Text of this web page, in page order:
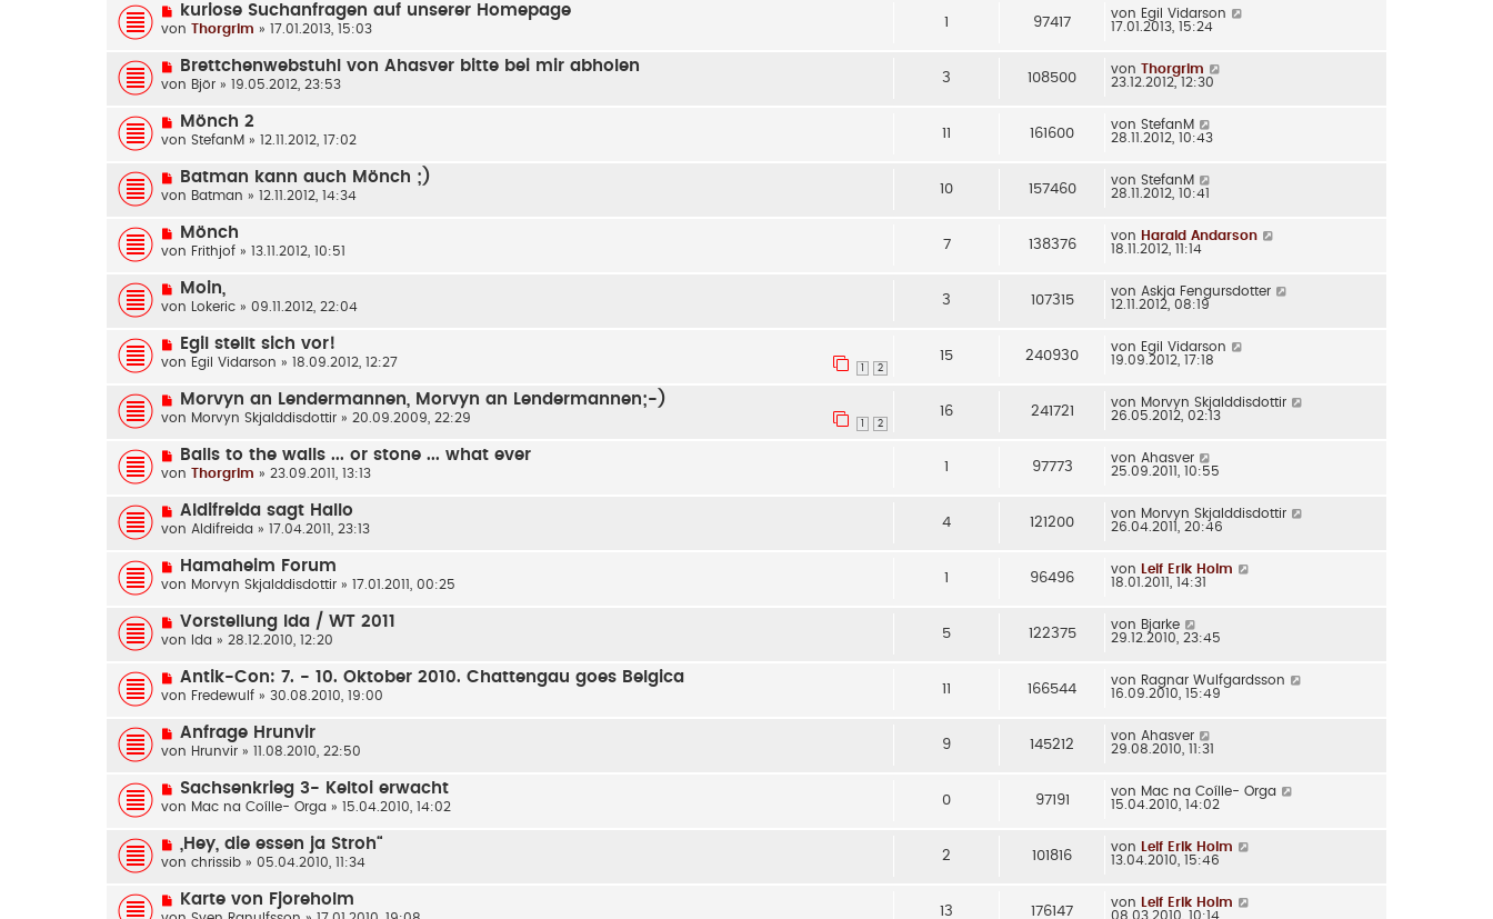
kuriose Suchanfragen auf unserer Homepage
von Thorgrim » 17.01.2013, 15:03 1 97417
von Egil Vidarson
17.01.2013, 15:24
Brettchenwebstuhl von Ahasver bitte bei mir abholen
von Björ » 19.05.2012, 23:53 3 108500
von Thorgrim
23.12.2012, 12:30
Mönch 2
von StefanM » 12.11.2012, 17:02 11 161600
von StefanM
28.11.2012, 10:43
Batman kann auch Mönch ;)
von Batman » 12.11.2012, 14:34 10 157460
von StefanM
28.11.2012, 10:41
Mönch
von Frithjof » 13.11.2012, 10:51 7 138376
von Harald Andarson
18.11.2012, 11:14
Moin,
von Lokeric » 09.11.2012, 22:04 3 107315
von Askja Fengursdotter
12.11.2012, 08:19
Egil stellt sich vor!
von Egil Vidarson » 18.09.2012, 12:27 2
15 240930
von Egil Vidarson
19.09.2012, 17:18
Morvyn an Lendermannen, Morvyn an Lendermannen;-)
von Morvyn Skjalddisdottir » 20.09.2009, 22:29 2
16 241721
von Morvyn Skjalddisdottir
26.05.2012, 02:13
Balls to the walls ... or stone ... what ever
von Thorgrim » 23.09.2011, 13:13 1 97773
von Ahasver
25.09.2011, 10:55
Aldifreida sagt Hallo
von Aldifreida » 17.04.2011, 23:13 4 121200
von Morvyn Skjalddisdottir
26.04.2011, 20:46
Hamaheim Forum
von Morvyn Skjalddisdottir » 17.01.2011, 00:25 1 96496
von
Leif Erik Holm
18.01.2011, 14:31
Vorstellung Ida / WT 2011
von Ida » 28.12.2010, 12:20 5 122375
von Bjarke
29.12.2010, 23:45
Antik-Con: 7. - 10. Oktober 2010. Chattengau goes Belgica
von Fredewulf » 30.08.2010, 19:00 11 166544
von Ragnar Wulfgardsson
16.09.2010, 15:49
Anfrage Hrunvir
von Hrunvir » 11.08.2010, 22:50 9 145212
von Ahasver
29.08.2010, 11:31
Sachsenkrieg 3- Keltoi erwacht
von Mac na Coílle- Orga » 15.04.2010, 14:02 0 97191
von Mac na Coílle- Orga
15.04.2010, 14:02
„Hey, die essen ja Stroh“
von chrissib » 05.04.2010, 11:34 2 101816
von
Leif Erik Holm
13.04.2010, 15:46
Karte von Fjoreholm
13 176147
von
Leif Erik Holm
08.03.2010, 10:14